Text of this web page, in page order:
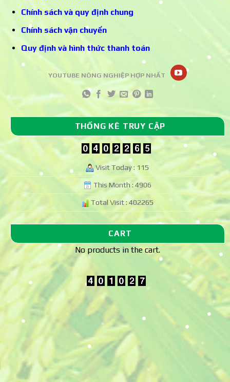
Chính sách và quy định chung
Chính sách vận chuyển
Quy định và hình thức thanh toán
YOUTUBE NÔNG NGHIỆP HỢP NHẤT
THỐNG KÊ TRUY CẬP
Visit Today : 115
This Month : 4906
Total Visit : 402265
CART
No products in the cart.